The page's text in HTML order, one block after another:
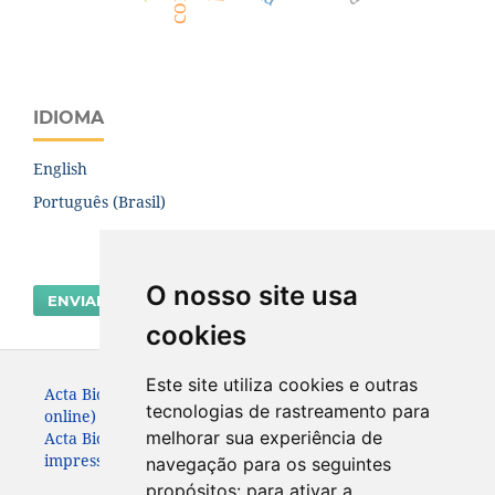
O nosso site usa
cookies
Este site utiliza cookies e outras
tecnologias de rastreamento para
melhorar sua experiência de
navegação para os seguintes
propósitos: para ativar a
IDIOMA
English
Português (Brasil)
ENVIAR SUBMISSÃO
Acta Biológica Paranaense. ISSN: 2236-1472 (versão
online)
Acta Biológica Paranaense. ISSN: 0301-2123 (versão
impressa) (Apenas até 2010)